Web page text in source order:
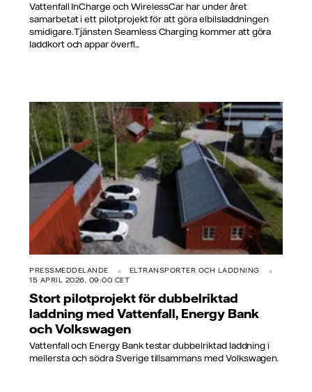
Vattenfall InCharge och WirelessCar har under året
samarbetat i ett pilotprojekt för att göra elbilsladdningen
smidigare. Tjänsten Seamless Charging kommer att göra
laddkort och appar överfl...
PRESSMEDDELANDE
ELTRANSPORTER OCH LADDNING
15 APRIL 2026, 09:00 CET
Stort pilotprojekt för dubbelriktad
laddning med Vattenfall, Energy Bank
och Volkswagen
Vattenfall och Energy Bank testar dubbelriktad laddning i
mellersta och södra Sverige tillsammans med Volkswagen.